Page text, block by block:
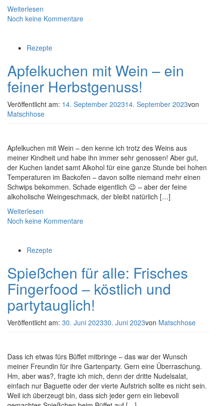
Weiterlesen
Noch keine Kommentare
Rezepte
Apfelkuchen mit Wein – ein
feiner Herbstgenuss!
Veröffentlicht am: 14. September 202314. September 2023von
Matschhose
Apfelkuchen mit Wein – den kenne ich trotz des Weins aus
meiner Kindheit und habe ihn immer sehr genossen! Aber gut,
der Kuchen landet samt Alkohol für eine ganze Stunde bei hohen
Temperaturen im Backofen – davon sollte niemand mehr einen
Schwips bekommen. Schade eigentlich 😉 – aber der feine
alkoholische Weingeschmack, der bleibt natürlich […]
Weiterlesen
Noch keine Kommentare
Rezepte
Spießchen für alle: Frisches
Fingerfood – köstlich und
partytauglich!
Veröffentlicht am: 30. Juni 202330. Juni 2023von Matschhose
Dass ich etwas fürs Büffet mitbringe – das war der Wunsch
meiner Freundin für ihre Gartenparty. Gern eine Überraschung.
Hm, aber was?, fragte ich mich, denn der dritte Nudelsalat,
einfach nur Baguette oder der vierte Aufstrich sollte es nicht sein.
Weil ich überzeugt bin, dass sich jeder gern ein liebevoll